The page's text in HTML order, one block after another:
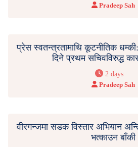
Pradeep Sah
प्रेस स्वतन्त्रतामाथि कूटनीतिक
दिने प्रथम सचिवविरुद्ध
2 days
Pradeep Sah
वीरगन्जमा सडक विस्तार अभियान
भत्काउन बाँकी